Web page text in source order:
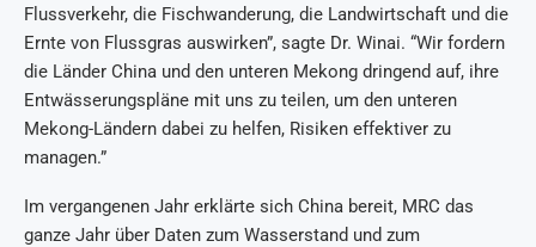
Flussverkehr, die Fischwanderung, die Landwirtschaft und die
Ernte von Flussgras auswirken”, sagte Dr. Winai. “Wir fordern
die Länder China und den unteren Mekong dringend auf, ihre
Entwässerungspläne mit uns zu teilen, um den unteren
Mekong-Ländern dabei zu helfen, Risiken effektiver zu
managen.”
Im vergangenen Jahr erklärte sich China bereit, MRC das
ganze Jahr über Daten zum Wasserstand und zum